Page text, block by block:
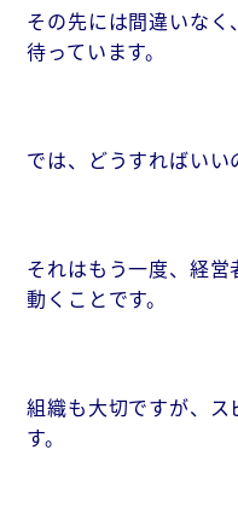
その先には間違いな
待っています。
では、どうすればいい
それはもう一度、経
動くことです。
組織も大切ですが、
す。